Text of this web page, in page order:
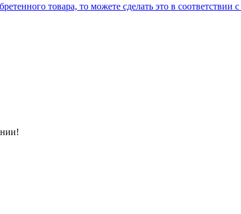
товара, то можете сделать это в